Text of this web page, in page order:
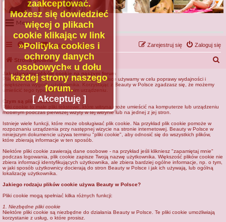
Menu
Portal
Facebook
Regulamin
Zapytaj administratora
Kontakt
FAQ Kontakt z nami Zaloguj się
Zarejestruj się
Strona główna
Jak używamy plików cookie na naszym forum
Plików znanych jako cookies na Beauty w Polsce używamy w celu poprawy wydajności i
zwiększenia wygody użytkownika. Korzystając z Beauty w Polsce zgadzasz się, że możemy
umieścić tego typu pliki na Twoim urządzeniu.
Czym są pliki cookie?
Pliki cookie to małe pliki tekstowe, które witryna może umieścić na komputerze lub urządzeniu
mobilnym podczas pierwszej wizyty w tej witrynie lub na jednej z jej stron.
Istnieje wiele funkcji, które może obsługiwać plik cookie. Na przykład plik cookie pomoże w
rozpoznaniu urządzenia przy następnej wizycie na stronie internetowej. Beauty w Polsce w
niniejszym dokumencie używa terminu "pliki cookie", aby odnosić się do wszystkich plików,
które zbierają informacje w ten sposób.
Niektóre pliki cookie zawierają dane osobowe - na przykład jeśli klikniesz "zapamiętaj mnie"
podczas logowania, plik cookie zapisze Twoją nazwę użytkownika. Większość plików cookie nie
zbiera informacji identyfikujących użytkownika, ale zbiera bardziej ogólne informacje, np. o tym,
w jaki sposób użytkownicy docierają do stron Beauty w Polsce i jak ich używają, lub ogólną
lokalizację użytkownika.
Jakiego rodzaju plików cookie używa Beauty w Polsce?
Pliki cookie mogą spełniać kilka różnych funkcji:
1. Niezbędne pliki cookie
Niektóre pliki cookie są niezbędne do działania Beauty w Polsce. Te pliki cookie umożliwiają
korzystanie z usług, o które prosisz.
zaakceptować.
Możesz się dowiedzieć
więcej o plikach
cookie klikając w link
»Polityka cookies i
ochrony danych
osobowych« u dołu
każdej strony naszego
forum.
[ Akceptuję ]